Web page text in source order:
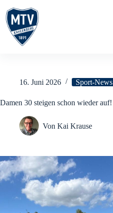
Inhalt
springen
16. Juni 2026 Sport-News
Damen 30 steigen schon wieder auf!
Von Kai Krause